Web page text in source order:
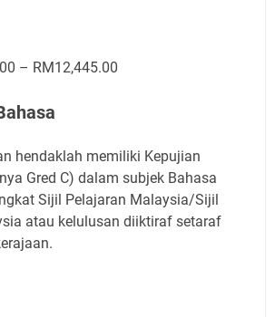
– RM12,445.00
hendaklah memiliki Kepujian
Gred C) dalam subjek Bahasa
Sijil Pelajaran Malaysia/Sijil
atau kelulusan diiktiraf setaraf